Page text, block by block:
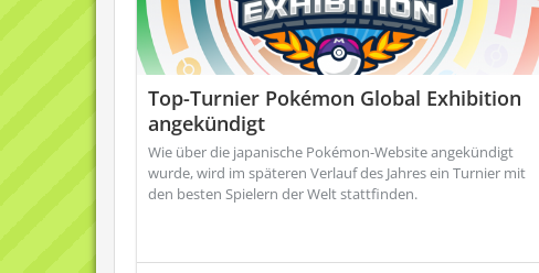
Top-Turnier Pokémon Global Exhibition
angekündigt
Wie über die japanische Pokémon-Website angekündigt
wurde, wird im späteren Verlauf des Jahres ein Turnier mit
den besten Spielern der Welt stattfinden.